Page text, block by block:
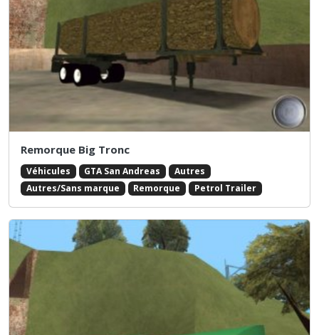
Remorque Big Tronc
Véhicules GTA San Andreas
Autres
Autres/Sans marque
Remorque Petrol Trailer